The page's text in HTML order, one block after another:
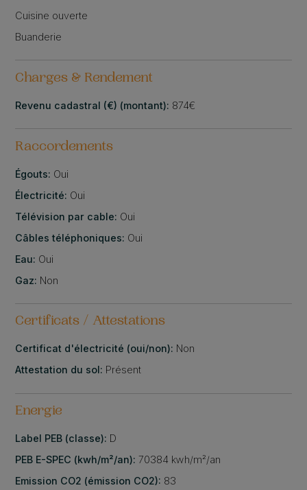
Cuisine ouverte
Buanderie
Charges & Rendement
Revenu cadastral (€) (montant): 874€
Raccordements
Égouts: Oui
Électricité: Oui
Télévision par cable: Oui
Câbles téléphoniques: Oui
Eau: Oui
Gaz: Non
Certificats / Attestations
Certificat d'électricité (oui/non): Non
Attestation du sol: Présent
Energie
Label PEB (classe): D
PEB E-SPEC (kwh/m²/an):70384 kwh/m²/an
Emission CO2 (émission CO2): 83